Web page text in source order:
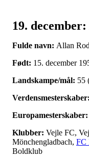
Наши партнеры
лучшие займы
19.
Fulde navn: Allan
Født: 15. december
Landskampe/mål: 55
Verdensmesterskaber:
Europamesterskaber:
Klubber: Vejle FC,
Mönchengladbach, FC
Boldklub